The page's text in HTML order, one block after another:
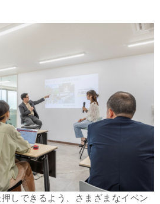
しできるよう、さまざまなイベン